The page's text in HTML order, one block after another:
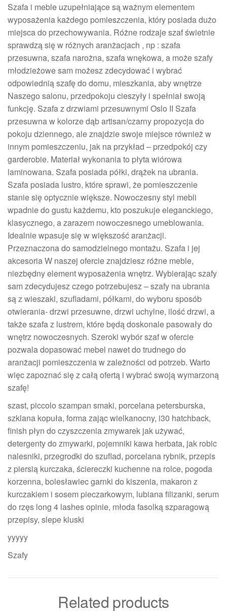
Szafa i meble uzupełniające są ważnym elementem
wyposażenia każdego pomieszczenia, który posiada dużo
miejsca do przechowywania. Różne rodzaje szaf świetnie
sprawdzą się w różnych aranżacjach , np : szafa
przesuwna, szafa narożna, szafa wnękowa, a może szafy
młodzieżowe sam możesz zdecydować i wybrać
odpowiednią szafę do domu, mieszkania, aby wnętrze
Naszego salonu, przedpokoju cieszyły i spełniał swoją
funkcję. Szafa z drzwiami przesuwnymi Oslo II Szafa
przesuwna w kolorze dąb artisan/czarny propozycja do
pokoju dziennego, ale znajdzie swoje miejsce również w
innym pomieszczeniu, jak na przykład – przedpokój czy
garderobie. Materiał wykonania to płyta wiórowa
laminowana. Szafa posiada półki, drążek na ubrania.
Szafa posiada lustro, które sprawi, że pomieszczenie
stanie się optycznie większe. Nowoczesny styl mebli
wpadnie do gustu każdemu, kto poszukuje eleganckiego,
klasycznego, a zarazem nowoczesnego umeblowania.
Idealnie wpasuje się w większość aranżacji.
Przeznaczona do samodzielnego montażu. Szafa i jej
akcesoria W naszej ofercie znajdziesz różne meble,
niezbędny element wyposażenia wnętrz. Wybierając szafy
sam zdecydujesz czego potrzebujesz – szafy na ubrania
są z wieszaki, szufladami, półkami, do wyboru sposób
otwierania- drzwi przesuwne, drzwi uchylne, ilość drzwi, a
także szafa z lustrem, które będą doskonale pasowały do
wnętrz nowoczesnych. Szeroki wybór szaf w ofercie
pozwala dopasować mebel nawet do trudnego do
aranżacji pomieszczenia w zależności od potrzeb. Warto
więc zapoznać się z całą ofertą i wybrać swoją wymarzoną
szafę!
szast, piccolo szampan smaki, porcelana petersburska,
szklana kopuła, forma zając wielkanocny, i30 hatchback,
finish płyn do czyszczenia zmywarek jak używać,
detergenty do zmywarki, pojemniki kawa herbata, jak robic
nalesniki, przegrodki do szuflad, porcelana rybnik, przepis
z piersią kurczaka, ściereczki kuchenne na rolce, pogoda
korzenna, bolesławiec garnki do kiszenia, makaron z
kurczakiem i sosem pieczarkowym, lubiana filizanki, serum
do rzęs long 4 lashes opinie, młoda fasolką szparagową
przepisy, slepe kluski
yyyyy
Szafy
Related products